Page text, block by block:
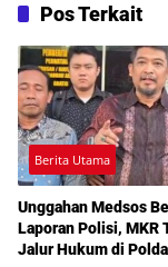
Pos Terkait
Berita Utama
Unggahan Medsos
Laporan Polisi, MKR
Jalur Hukum di